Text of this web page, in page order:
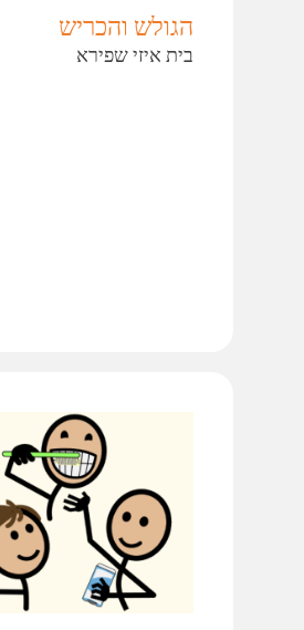
הגולש והכריש
בית איזי שפירא